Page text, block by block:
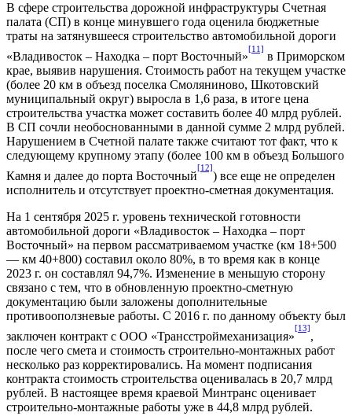
В сфере строительства дорожной инфраструктуры Счетная
палата (СП) в конце минувшего года оценила бюджетные
траты на затянувшееся строительство автомобильной дороги
«Владивосток – Находка – порт Восточный»
[11]
в Приморском
крае, выявив нарушения. Стоимость работ на текущем участке
(более 20 км в объезд поселка Смоляниново, Шкотовский
муниципальный округ) выросла в 1,6 раза, в итоге цена
строительства участка может составить более 40 млрд рублей.
В СП сочли необоснованными в данной сумме 2 млрд рублей.
Нарушением в Счетной палате также считают тот факт, что к
следующему крупному этапу (более 100 км в объезд Большого
Камня и далее до порта Восточный
[12]
) все еще не определен
исполнитель и отсутствует проектно-сметная документация.
На 1 сентября 2025 г. уровень технической готовности
автомобильной дороги «Владивосток – Находка – порт
Восточный» на первом рассматриваемом участке (км 18+500
— км 40+800) составил около 80%, в то время как в конце
2023 г. он составлял 94,7%. Изменение в меньшую сторону
связано с тем, что в обновленную проектно-сметную
документацию были заложены дополнительные
противооползневые работы. С 2016 г. по данному объекту был
заключен контракт с ООО «Трансстроймеханизация»
[13]
,
после чего смета и стоимость строительно-монтажных работ
несколько раз корректировались. На момент подписания
контракта стоимость строительства оценивалась в 20,7 млрд
рублей. В настоящее время краевой Минтранс оценивает
строительно-монтажные работы уже в 44,8 млрд рублей.